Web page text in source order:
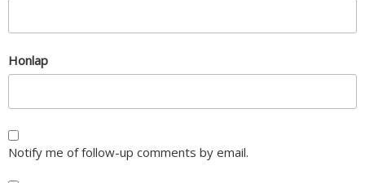
Honlap
Notify me of follow-up comments by email.